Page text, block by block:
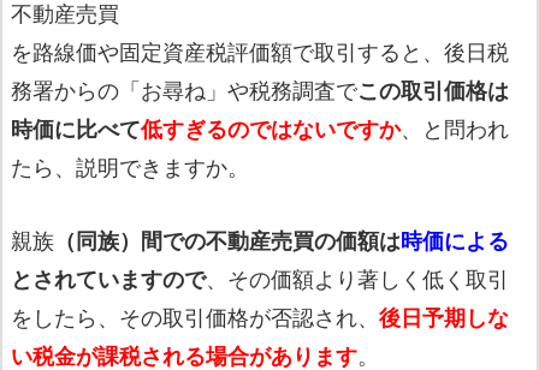
不動産売買
を路線価や固定資産税評価額で取引すると、後日税
務署からの「お尋ね」や税務調査でこの取引価格は
時価に比べて低すぎるのではないですか、と問われ
たら、説明できますか。
親族 （同族）間での不動産売買の価額は 時価による
とされていますので、その価額より著しく低く取引
をしたら、その取引価格が否認され、 後日予期しな
い税金が課税される場合があります。